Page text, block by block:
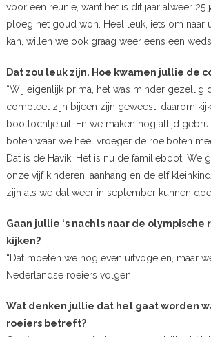
voor een reünie, want het is dit jaar alweer 25
ploeg het goud won. Heel leuk, iets om naar
kan, willen we ook graag weer eens een
Dat zou leuk zijn. Hoe kwamen jullie de
“Wij eigenlijk prima, het was minder gezellig
compleet zijn bijeen zijn geweest, daarom
boottochtje uit. En we maken nog altijd
boten waar we heel vroeger de roeiboten
Dat is de Havik. Het is nu de familieboot. We
onze vijf kinderen, aanhang en de elf
zijn als we dat weer in september kunnen
Gaan jullie ‘s nachts naar de
kijken?
“Dat moeten we nog even uitvogelen, maar
Nederlandse roeiers volgen.
Wat denken jullie dat het gaat worden
roeiers betreft?